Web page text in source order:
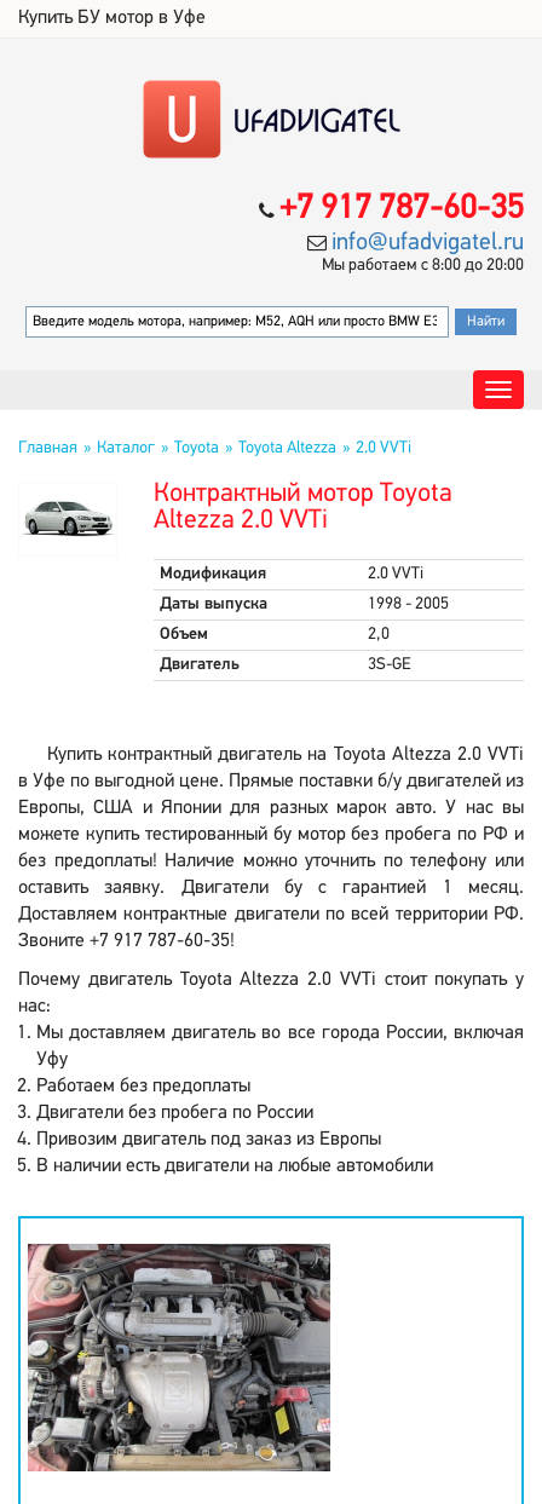
Купить БУ мотор в Уфе
+7 917 787-60-35
info@ufadvigatel.ru
Мы работаем с 8:00 до 20:00
Главная Каталог Toyota Toyota Altezza 2.0 VVTi
Контрактный мотор Toyota
Altezza 2.0 VVTi
Модификация
2.0 VVTi
Даты выпуска
1998 - 2005
Объем
2,0
Двигатель
3S-GE
Купить контрактный двигатель на Toyota Altezza 2.0 VVTi
в Уфе по выгодной цене. Прямые поставки б/у двигателей из
Европы, США и Японии для разных марок авто. У нас вы
можете купить тестированный бу мотор без пробега по РФ и
без предоплаты! Наличие можно уточнить по телефону или
оставить заявку. Двигатели бу с гарантией 1 месяц.
Доставляем контрактные двигатели по всей территории РФ.
Звоните +7 917 787-60-35!
Почему двигатель Toyota Altezza 2.0 VVTi стоит покупать у
нас:
Мы доставляем двигатель во все города России, включая
Уфу
Работаем без предоплаты
Двигатели без пробега по России
Привозим двигатель под заказ из Европы
В наличии есть двигатели на любые автомобили